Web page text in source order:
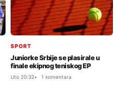
SPORT
Juniorke Srbije se plasirale u
finale ekipnog teniskog EP
Uto 20:32 1 komentara